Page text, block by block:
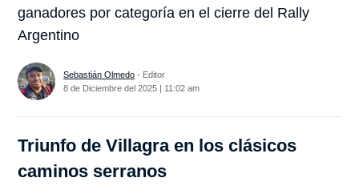
ganadores por categoría en el cierre del Rally
Argentino
Sebastián Olmedo - Editor
8 de Diciembre del 2025 | 11:02 am
Triunfo de Villagra en los clásicos
caminos serranos